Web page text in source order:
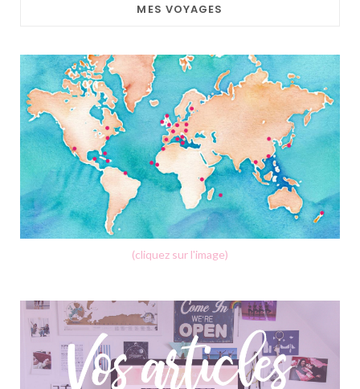
MES VOYAGES
(cliquez sur l'image)